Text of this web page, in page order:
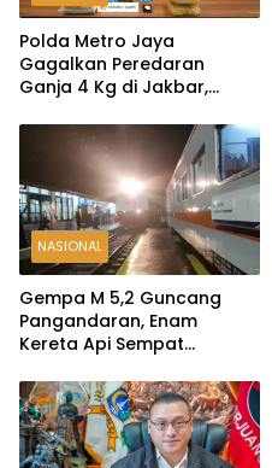
Polda Metro Jaya
Gagalkan Peredaran
Ganja 4 Kg di Jakbar,
Ditangkap
NASIONAL
Gempa M 5,2 Guncang
Pangandaran, Enam
Kereta Api Sempat
Keselamatan